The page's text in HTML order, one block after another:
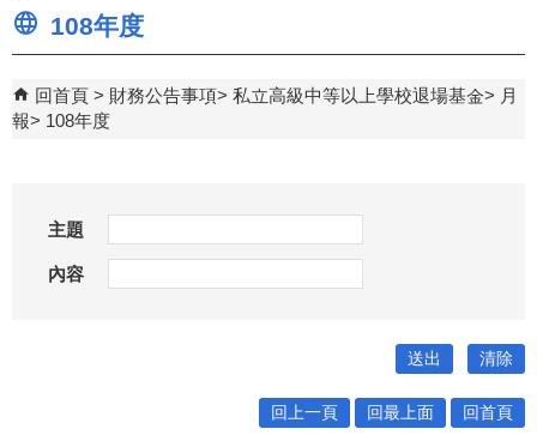
108年度
回首頁 財務公告事項 私立高級中等以上學校退場基金
月
報
108年度
主題
內容
回上一頁 回最上面 回首頁